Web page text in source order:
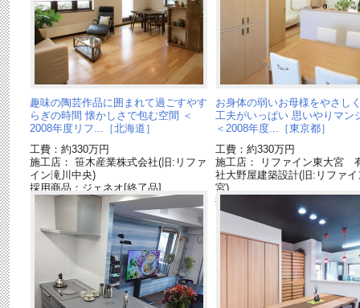
趣味の陶芸作品に囲まれて過ごすやす
らぎの時間 懐かしさで包む空間 ＜
2008年度リフ...［北海道］
工費：約330万円
施工店： 笹木産業株式会社(旧:リファ
イン滝川中央)
採用商品：ジェネオ[終了品]
お身体の弱いお母様をやさし
工夫がいっぱい 思いやりマン
＜2008年度...［東京都］
工費：約330万円
施工店： リファイン東大宮
社大野屋建築設計(旧:リファイ
宮)
採用商品：壁面収納 キュビ